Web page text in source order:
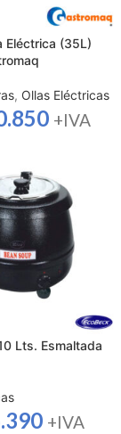
Eléctrica (35L)
, Ollas Eléctricas
+IVA
Lts. Esmaltada
+IVA